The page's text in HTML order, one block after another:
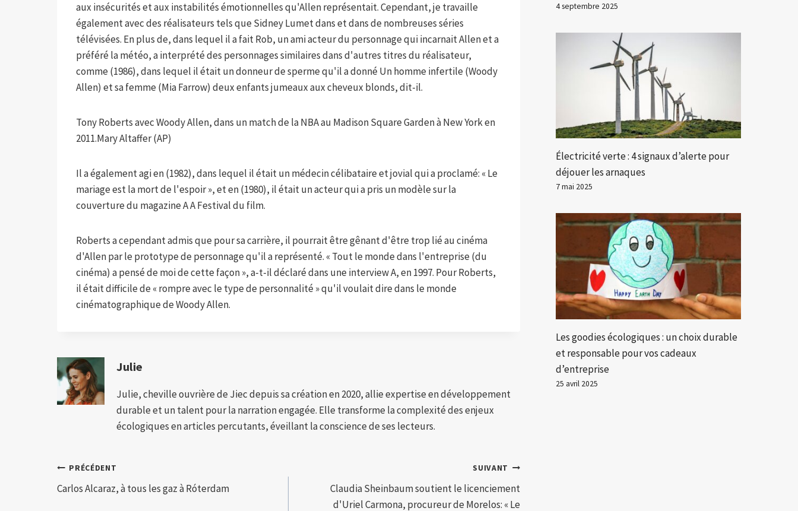
aux insécurités et aux instabilités émotionnelles qu'Allen représentait. Cependant, je travaille
également avec des réalisateurs tels que Sidney Lumet dans et dans de nombreuses séries
télévisées. En plus de, dans lequel il a fait Rob, un ami acteur du personnage qui incarnait Allen et a
préféré la météo, a interprété des personnages similaires dans d'autres titres du réalisateur,
comme (1986), dans lequel il était un donneur de sperme qu'il a donné Un homme infertile (Woody
Allen) et sa femme (Mia Farrow) deux enfants jumeaux aux cheveux blonds, dit-il.
Tony Roberts avec Woody Allen, dans un match de la NBA au Madison Square Garden à New York en
2011.Mary Altaffer (AP)
Il a également agi en (1982), dans lequel il était un médecin célibataire et jovial qui a proclamé: « Le
mariage est la mort de l'espoir », et en (1980), il était un acteur qui a pris un modèle sur la
couverture du magazine A A Festival du film.
Roberts a cependant admis que pour sa carrière, il pourrait être gênant d'être trop lié au cinéma
d'Allen par le prototype de personnage qu'il a représenté. « Tout le monde dans l'entreprise (du
cinéma) a pensé de moi de cette façon », a-t-il déclaré dans une interview A, en 1997. Pour Roberts,
il était difficile de « rompre avec le type de personnalité » qu'il voulait dire dans le monde
cinématographique de Woody Allen.
Julie
Julie, cheville ouvrière de Jiec depuis sa création en 2020, allie expertise en développement
durable et un talent pour la narration engagée. Elle transforme la complexité des enjeux
écologiques en articles percutants, éveillant la conscience de ses lecteurs.
Navigation
de
PRÉCÉDENT
Carlos Alcaraz, à tous les gaz à Róterdam
SUIVANT
Claudia Sheinbaum soutient le licenciement
d'Uriel Carmona, procureur de Morelos: « Le
4 septembre 2025
Électricité verte : 4 signaux d’alerte pour
déjouer les arnaques
7 mai 2025
Les goodies écologiques : un choix durable
et responsable pour vos cadeaux
d’entreprise
25 avril 2025